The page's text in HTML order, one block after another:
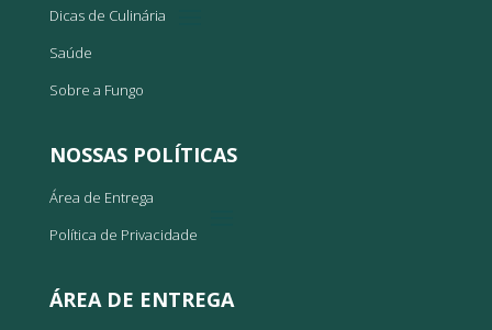
Dicas de Culinária
Saúde
Sobre a Fungo
NOSSAS POLÍTICAS
Área de Entrega
Política de Privacidade
ÁREA DE ENTREGA